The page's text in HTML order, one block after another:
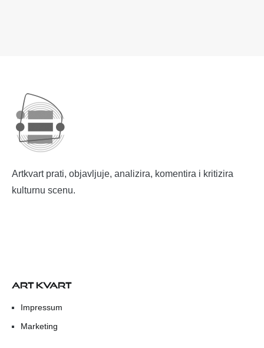
Artkvart prati, objavljuje, analizira, komentira i kritizira
kulturnu scenu.
ART KVART
Impressum
Marketing